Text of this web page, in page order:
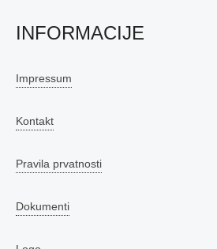
INFORMACIJE
Impressum
Kontakt
Pravila prvatnosti
Dokumenti